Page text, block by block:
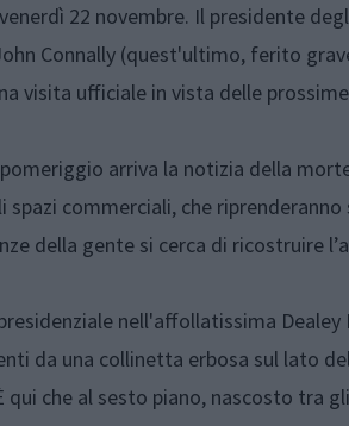
22 novembre. Il presidente
Connally (quest'ultimo, ferito
visita ufficiale in vista delle
arriva la notizia della
spazi commerciali, che
della gente si cerca di ricostruire
nell'affollatissima
da una collinetta erbosa sul lato
qui che al sesto piano, nascosto tra